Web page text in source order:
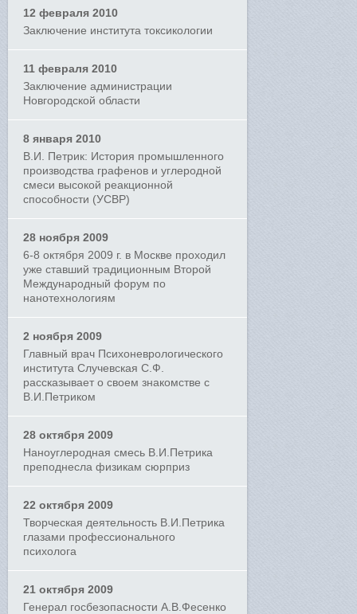
12 февраля 2010
Заключение института токсикологии
11 февраля 2010
Заключение администрации
Новгородской области
8 января 2010
В.И. Петрик: История промышленного
производства графенов и углеродной
смеси высокой реакционной
способности (УСВР)
28 ноября 2009
6-8 октября 2009 г. в Москве проходил
уже ставший традиционным Второй
Международный форум по
нанотехнологиям
2 ноября 2009
Главный врач Психоневрологического
института Случевская С.Ф.
рассказывает о своем знакомстве с
В.И.Петриком
28 октября 2009
Наноуглеродная смесь В.И.Петрика
преподнесла физикам сюрприз
22 октября 2009
Творческая деятельность В.И.Петрика
глазами профессионального
психолога
21 октября 2009
Генерал госбезопасности А.В.Фесенко